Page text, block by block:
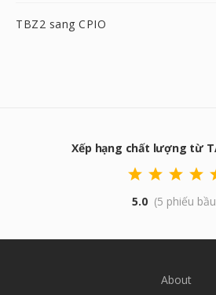
TBZ2 sang CPIO
Xếp hạng chất lượng từ
5.0 (5 phiếu
About